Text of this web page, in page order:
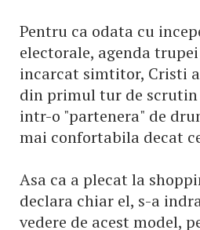
Pentru ca odata cu
electorale, agenda
incarcat simtitor, Cristi
din primul tur de scrutin
intr-o "partenera" de
mai confortabila decat
Asa ca a plecat la
declara chiar el, s-a
vedere de acest model,